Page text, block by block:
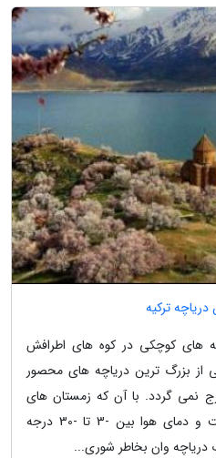
ترکیه
های کوچکی در کوه های اطرافش
از بزرگ ترین دریاچه های محصور
نمی گردد. با آن که زمستان های
دریاچه بسیار سرد و سخت است و دمای هوا بین -3 تا -30 درجه
دریاچه وان بخاطر شوری...